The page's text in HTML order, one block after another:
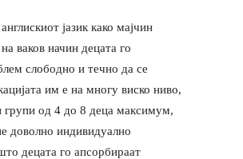
јазик како мајчин
ваков начин децата го
слободно и течно да се
им е на многу виско ниво,
групи од 4 до 8 деца максимум,
доволно индивидуално
децата го апсорбираат